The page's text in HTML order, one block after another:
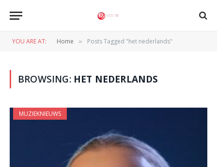
YOU ARE AT: Home » Posts Tagged "het nederlands"
BROWSING: HET NEDERLANDS
MUZIEKNIEUWS